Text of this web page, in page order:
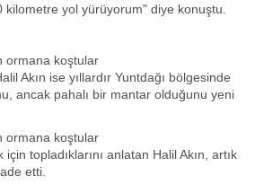
yol yürüyorum" diye konuştu.
ormana koştular
Akın ise yıllardır Yuntdağı bölgesinde
ancak pahalı bir mantar olduğunu yeni
ormana koştular
topladıklarını anlatan Halil Akın, artık
etti.